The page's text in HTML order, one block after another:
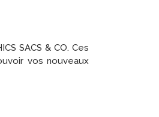
SACS & CO. Ces
vos nouveaux